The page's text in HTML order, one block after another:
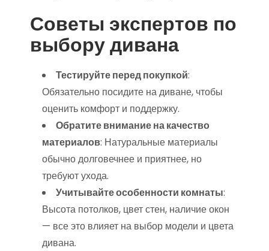
Советы экспертов по
выбору дивана
Тестируйте перед покупкой:
Обязательно посидите на диване, чтобы
оценить комфорт и поддержку.
Обратите внимание на качество
материалов: Натуральные материалы
обычно долговечнее и приятнее, но
требуют ухода.
Учитывайте особенности комнаты:
Высота потолков, цвет стен, наличие окон
— все это влияет на выбор модели и цвета
дивана.